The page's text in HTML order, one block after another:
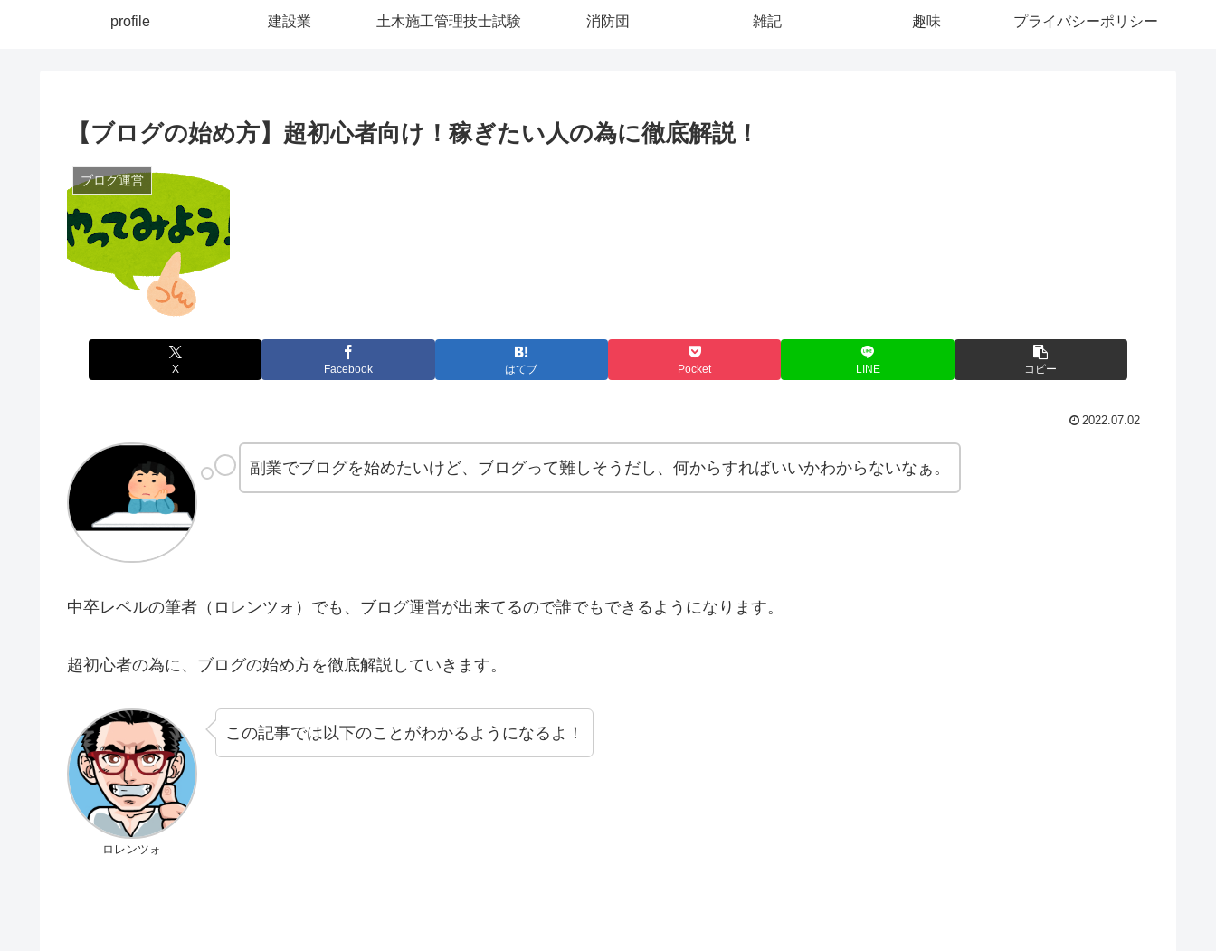
profile 建設業 土木施工管理技士試験 消防団 雑記 趣味 プライバシーポリシー
【ブログの始め方】超初心者向け！稼ぎたい人の為に徹底解説！
ブログ運営
X Facebook はてブ Pocket LINE コピー
2022.07.02
副業でブログを始めたいけど、ブログって難しそうだし、何からすればいいかわからないなぁ。
中卒レベルの筆者（ロレンツォ）でも、ブログ運営が出来てるので誰でもできるようになります。
超初心者の為に、ブログの始め方を徹底解説していきます。
ロレンツォ
この記事では以下のことがわかるようになるよ！